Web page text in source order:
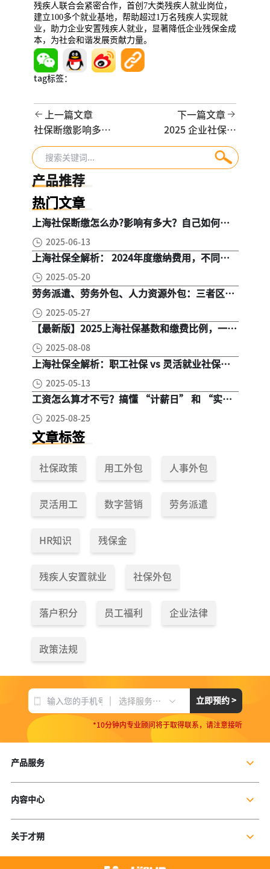
残疾人联合会紧密合作，首创7大类残疾人就业岗位，
建立100多个就业基地，帮助超过1万名残疾人实现就
业，助力企业安置残疾人就业，显著降低企业残保金成
本，为社会和谐发展贡献力量。
tag标签：
上一篇文章
社保断缴影响多
大？医保失效、购
房资格清零，3 大
后果 + 2 招补救攻
略
下一篇文章
2025 企业社保缴
纳流程：4 步开户
+ 基数核定 + 增员
产品推荐
热门文章
上海社保断缴怎么办?影响有多大？自己如何续
2025-06-13
上海社保全解析： 2024年度缴纳费用，不同人
2025-05-20
劳务派遣、劳务外包、人力资源外包：三者区
2025-05-27
【最新版】2025上海社保基数和缴费比例，一文
2025-08-08
上海社保全解析：职工社保 vs 灵活就业社保，
2025-05-13
工资怎么算才不亏？搞懂 “计薪日” 和 “实际
2025-08-25
文章标签
社保政策 用工外包 人事外包
灵活用工 数字营销 劳务派遣
HR知识 残保金
残疾人安置就业 社保外包
落户积分 员工福利 企业法律
政策法规
选择服务项目 立即预约 >
*10分钟内专业顾问将于取得联系，请注意接听
产品服务
个人社保服务
残保金规划
内容中心
行业干货
关于才朔